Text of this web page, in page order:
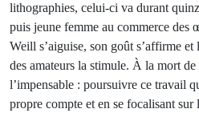
lithographies, celui-ci va durant
puis jeune femme au commerce des
Weill s’aiguise, son goût s’affirme et
des amateurs la stimule. À la mort
l’impensable : poursuivre ce travail
propre compte et en se focalisant sur